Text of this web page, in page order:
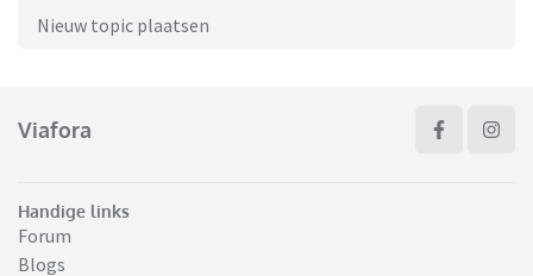
Nieuw topic plaatsen
Viafora
Handige links
Forum
Blogs